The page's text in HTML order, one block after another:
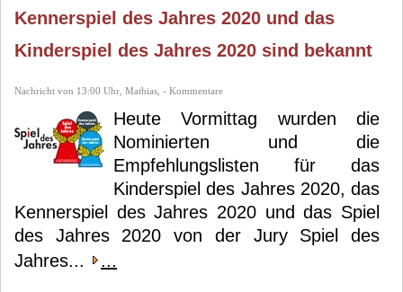
Kennerspiel des Jahres 2020 und das
Kinderspiel des Jahres 2020 sind bekannt
Nachricht von 13:00 Uhr, Mathias, - Kommentare
Heute Vormittag wurden die
Nominierten und die
Empfehlungslisten für das
Kinderspiel des Jahres 2020, das
Kennerspiel des Jahres 2020 und das Spiel
des Jahres 2020 von der Jury Spiel des
Jahres...
...